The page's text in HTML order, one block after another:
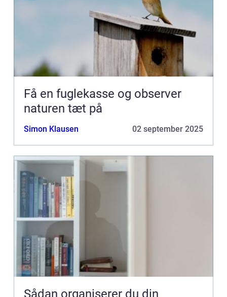
Få en fuglekasse og observer
naturen tæt på
Simon Klausen 02 september 2025
Sådan organiserer du din